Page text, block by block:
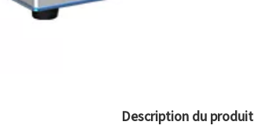
Description du produit